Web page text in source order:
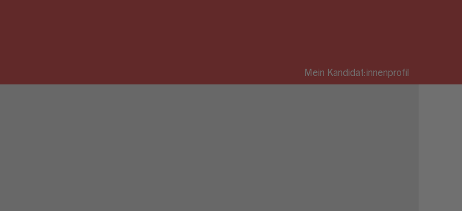
Mein Kandidat:innenprofil